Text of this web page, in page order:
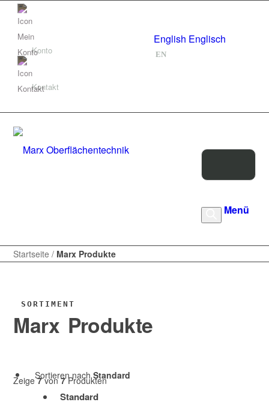
Konto
Kontakt
English Englisch
EN
search
Menü
Startseite / Marx Produkte
Marx Produkte
SORTIMENT
Sortieren nachStandard
Standard
Zeige7von7Produkten